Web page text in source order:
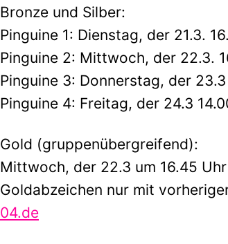
Bronze und Silber:
Pinguine 1: Dienstag, der 21.3.
Pinguine 2: Mittwoch, der 22.3.
Pinguine 3: Donnerstag, der
Pinguine 4: Freitag, der 24.3
Gold (gruppenübergreifend):
Mittwoch, der 22.3 um 16.45
Goldabzeichen nur mit
04.de